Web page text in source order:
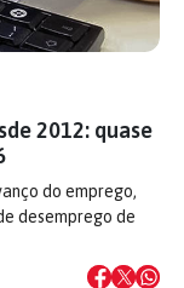
2012: quase
do emprego,
desemprego de